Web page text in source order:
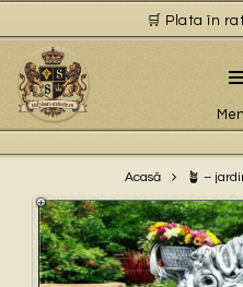
🛒 Plata în
Acasă 🪴 –